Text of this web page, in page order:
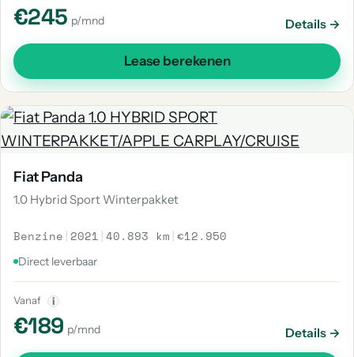
€245 p/mnd Details →
Lease berekenen
Fiat Panda
1.0 Hybrid Sport Winterpakket
Benzine | 2021 |40.893 km |€12.950
Direct leverbaar
Vanaf i
€189 p/mnd Details →